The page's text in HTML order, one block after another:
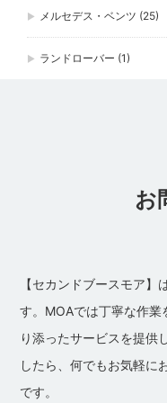
メルセデス・ベンツ (25)
ランドローバー (1)
お
【セカンドブースモア
す。MOAでは丁寧な作
り添ったサービスを提供
したら、何でもお気軽に
です。